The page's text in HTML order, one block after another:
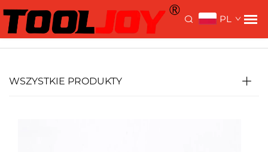
PL
Strona główna > Produkty> Akcesoria>Klucz do
nakrętek
WSZYSTKIE PRODUKTY